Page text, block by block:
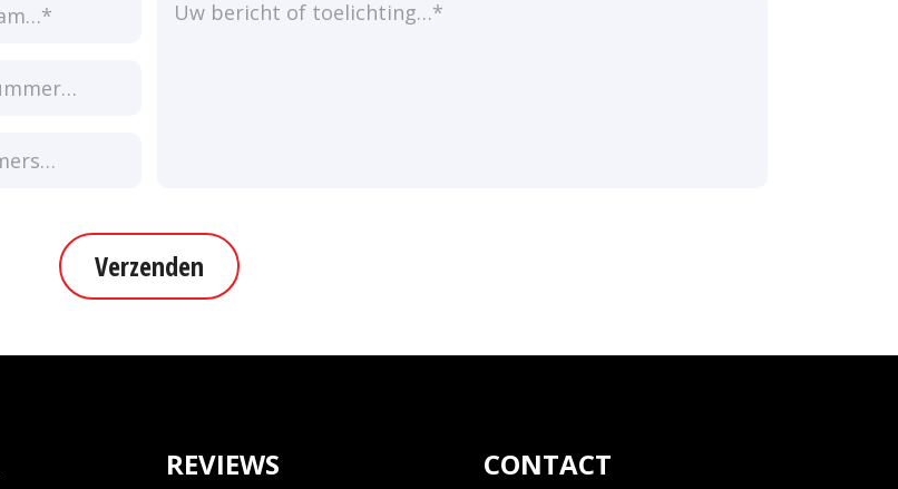
Verzenden
REVIEWS CONTACT